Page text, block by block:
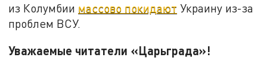
из Колумбии массово покидают Украину из-за
проблем ВСУ.
Уважаемые читатели «Царьграда»!